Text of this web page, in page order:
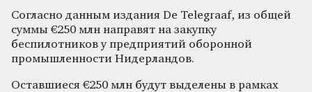
Согласно данным издания De Telegraaf, из общей
суммы €250 млн направят на закупку
беспилотников у предприятий оборонной
промышленности Нидерландов.
Оставшиеся €250 млн будут выделены в рамках